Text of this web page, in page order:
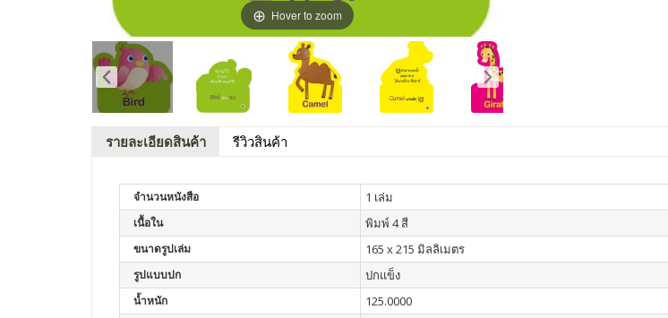
Hover to zoom
รายละเอียดสินค้า รีวิวสินค้า
จำนวนหนังสือ 1 เล่ม
เนื้อใน พิมพ์ 4 สี
ขนาดรูปเล่ม 165 x 215 มิลลิเมตร
รูปแบบปก ปกแข็ง
น้ำหนัก 125.0000